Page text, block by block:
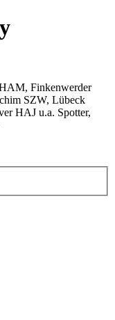
Finkenwerder
SZW, Lübeck
HAJ u.a. Spotter,